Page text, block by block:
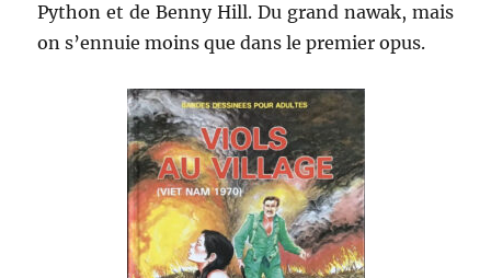
Python et de Benny Hill. Du grand nawak, mais
on s’ennuie moins que dans le premier opus.